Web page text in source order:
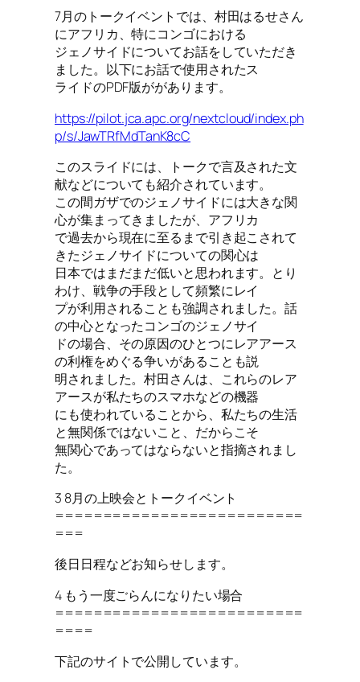
7月のトークイベントでは、村田はるせさん
にアフリカ、特にコンゴにおける
ジェノサイドについてお話をしていただき
ました。以下にお話で使用されたス
ライドのPDF版ががあります。
https://pilot.jca.apc.org/nextcloud/index.ph
p/s/JawTRfMdTanK8cC
このスライドには、トークで言及された文
献などについても紹介されています。
この間ガザでのジェノサイドには大きな関
心が集まってきましたが、アフリカ
で過去から現在に至るまで引き起こされて
きたジェノサイドについての関心は
日本ではまだまだ低いと思われます。とり
わけ、戦争の手段として頻繁にレイ
プが利用されることも強調されました。話
の中心となったコンゴのジェノサイ
ドの場合、その原因のひとつにレアアース
の利権をめぐる争いがあることも説
明されました。村田さんは、これらのレア
アースが私たちのスマホなどの機器
にも使われていることから、私たちの生活
と無関係ではないこと、だからこそ
無関心であってはならないと指摘されまし
た。
3 8月の上映会とトークイベント
==========================
===
後日日程などお知らせします。
4 もう一度ごらんになりたい場合
==========================
====
下記のサイトで公開しています。